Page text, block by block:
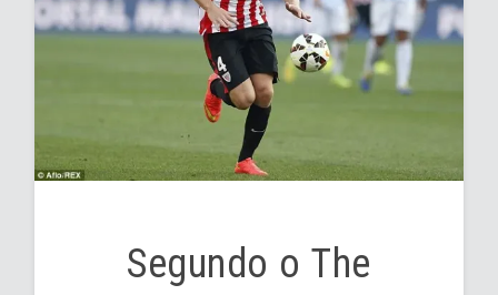
Segundo o The